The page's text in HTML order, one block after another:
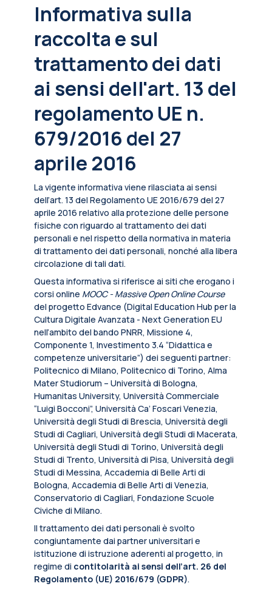
Informativa sulla
raccolta e sul
trattamento dei dati
ai sensi dell'art. 13 del
regolamento UE n.
679/2016 del 27
aprile 2016
La vigente informativa viene rilasciata ai sensi
dell’art. 13 del Regolamento UE 2016/679 del 27
aprile 2016 relativo alla protezione delle persone
fisiche con riguardo al trattamento dei dati
personali e nel rispetto della normativa in materia
di trattamento dei dati personali, nonché alla libera
circolazione di tali dati.
Questa informativa si riferisce ai siti che erogano i
corsi online MOOC - Massive Open Online Course
del progetto Edvance (Digital Education Hub per la
Cultura Digitale Avanzata - Next Generation EU
nell’ambito del bando PNRR, Missione 4,
Componente 1, Investimento 3.4 “Didattica e
competenze universitarie”) dei seguenti partner:
Politecnico di Milano, Politecnico di Torino, Alma
Mater Studiorum – Università di Bologna,
Humanitas University, Università Commerciale
“Luigi Bocconi”, Università Ca’ Foscari Venezia,
Università degli Studi di Brescia, Università degli
Studi di Cagliari, Università degli Studi di Macerata,
Università degli Studi di Torino, Università degli
Studi di Trento, Università di Pisa, Università degli
Studi di Messina, Accademia di Belle Arti di
Bologna, Accademia di Belle Arti di Venezia,
Conservatorio di Cagliari, Fondazione Scuole
Civiche di Milano.
Il trattamento dei dati personali è svolto
congiuntamente dai partner universitari e
istituzione di istruzione aderenti al progetto, in
regime di contitolarità ai sensi dell’art. 26 del
Regolamento (UE) 2016/679 (GDPR).